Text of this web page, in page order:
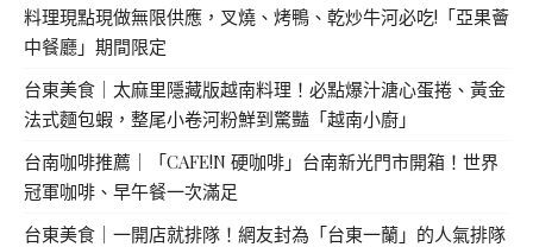
料理現點現做無限供應，叉燒、烤鴨、乾炒牛河必吃!「亞果薈
中餐廳」期間限定
台東美食｜太麻里隱藏版越南料理！必點爆汁溏心蛋捲、黃金
法式麵包蝦，整尾小卷河粉鮮到驚豔「越南小廚」
台南咖啡推薦｜「CAFE!N 硬咖啡」台南新光門市開箱！世界
冠軍咖啡、早午餐一次滿足
台東美食｜一開店就排隊！網友封為「台東一蘭」的人氣排隊